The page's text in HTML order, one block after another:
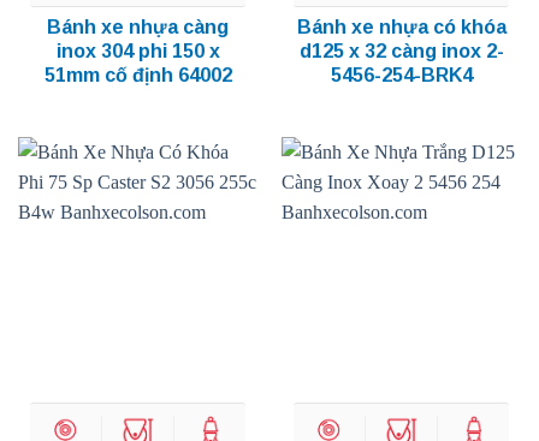
Bánh xe nhựa càng
inox 304 phi 150 x
51mm cố định 64002
Bánh xe nhựa có khóa
d125 x 32 càng inox 2-
5456-254-BRK4